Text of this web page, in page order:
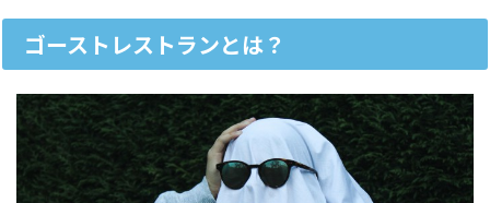
ゴーストレストランとは？